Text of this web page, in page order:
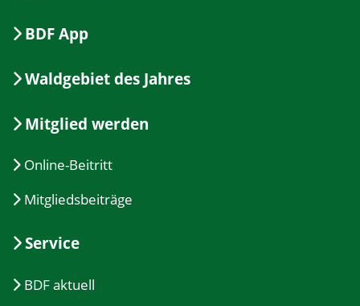
BDF App
Waldgebiet des Jahres
Mitglied werden
Online-Beitritt
Mitgliedsbeiträge
Service
BDF aktuell